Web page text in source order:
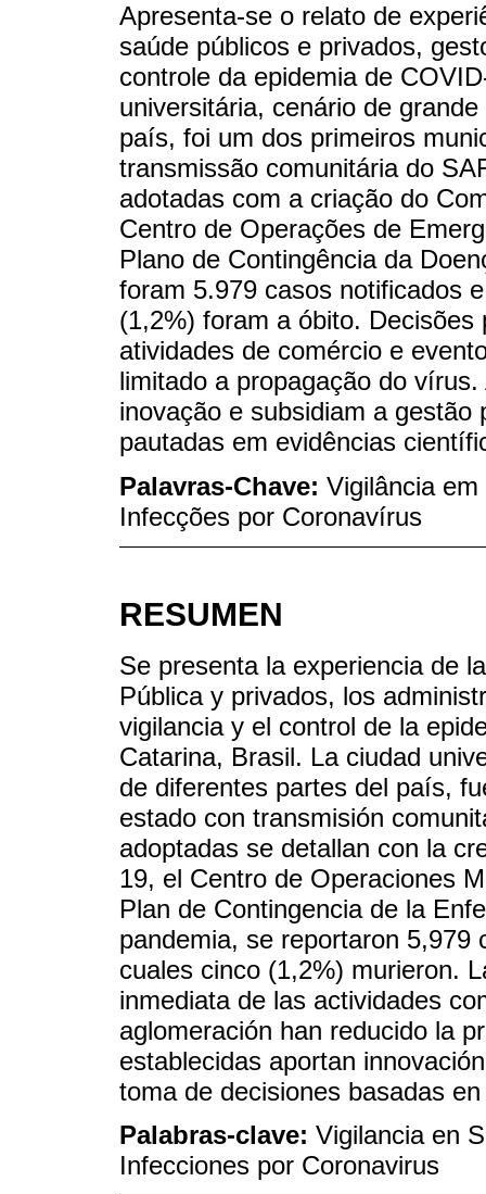
Apresenta-se o relato de
saúde públicos e privados,
controle da epidemia de
universitária, cenário de
país, foi um dos primeiros
transmissão comunitária do
adotadas com a criação do
Centro de Operações de
Plano de Contingência da
foram 5.979 casos notificados
(1,2%) foram a óbito.
atividades de comércio e
limitado a propagação do
inovação e subsidiam a
pautadas em evidências
Palavras-Chave: Vigilância
Infecções por Coronavírus
RESUMEN
Se presenta la experiencia de
Pública y privados, los
vigilancia y el control de la
Catarina, Brasil. La ciudad
de diferentes partes del país,
estado con transmisión
adoptadas se detallan con la
19, el Centro de Operaciones
Plan de Contingencia de la
pandemia, se reportaron
cuales cinco (1,2%) murieron.
inmediata de las actividades
aglomeración han reducido la
establecidas aportan
toma de decisiones basadas
Palabras-clave: Vigilancia en
Infecciones por Coronavirus